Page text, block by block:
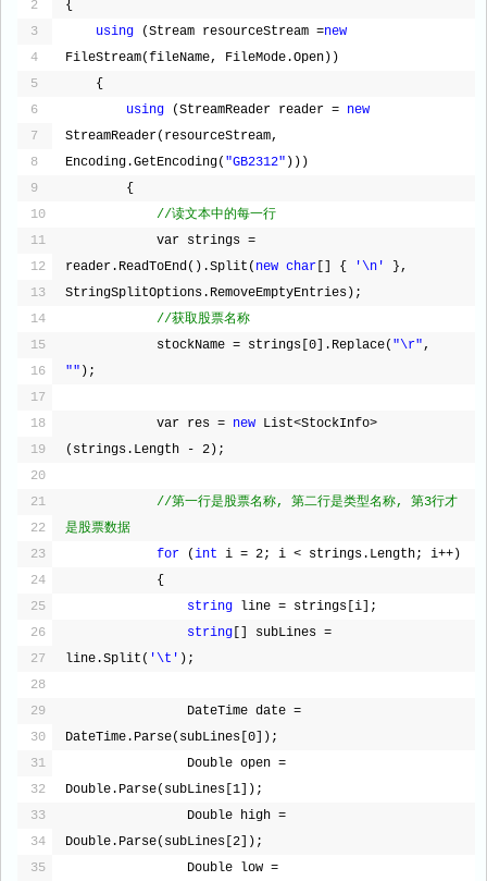
2
3
4
5
6
7
8
9
10
11
12
13
14
15
16
17
18
19
20
21
22
23
24
25
26
27
28
29
30
31
32
33
34
35
{
using
(Stream resourceStream =new
FileStream(fileName, FileMode.Open))
{
using
(StreamReader reader = new
StreamReader(resourceStream,
Encoding.GetEncoding( "GB2312" )))
{
//读文本中的每一行
var strings =
reader.ReadToEnd().Split( new char [] { '\n'
},
StringSplitOptions.RemoveEmptyEntries);
//获取股票名称
stockName = strings[0].Replace( "\r"
"" );
var res = new List<StockInfo>
(strings.Length - 2);
//第一行是股票名称, 第二行是类型名称, 第3行才
是股票数据
for
(int i = 2; i < strings.Length; i++)
{
string
line = strings[i];
string [] subLines =
line.Split( '\t' );
DateTime date =
DateTime.Parse(subLines[0]);
Double open =
Double.Parse(subLines[1]);
Double high =
Double.Parse(subLines[2]);
Double low =